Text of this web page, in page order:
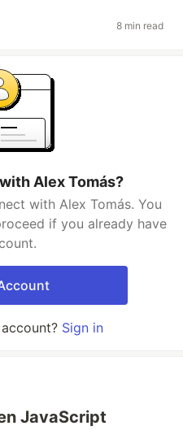
8 min read
Alex Tomás?
with Alex Tomás. You
if you already have
Sign in
JavaScript